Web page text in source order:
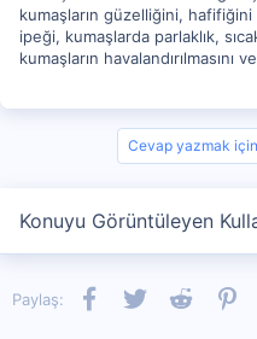
kumaşların güzelliğini, hafifiğini
ipeği, kumaşlarda parlaklık,
kumaşların havalandırılmasını
Cevap yazmak
Konuyu Görüntüleyen
Paylaş: Facebook
TwitterReddit